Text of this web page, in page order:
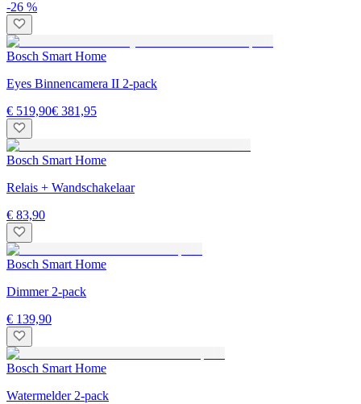
-26 %
Bosch Smart Home
Eyes Binnencamera II 2-pack
€ 519,90€ 381,95
Bosch Smart Home
Relais + Wandschakelaar
€ 83,90
Bosch Smart Home
Dimmer 2-pack
€ 139,90
Bosch Smart Home
Watermelder 2-pack